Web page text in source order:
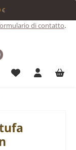
€
di contatto.
Hai 0 articoli